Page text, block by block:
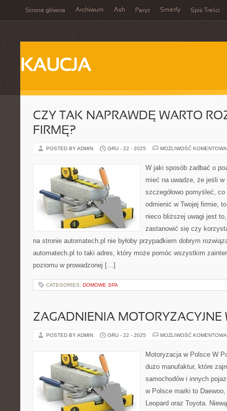
Strona główna Archiwum Ash Paryż Smerfy Spis Treści
KAUCJA
CZY TAK NAPRAWDĘ WARTO
FIRMĘ?
POSTED BY ADMIN GRU - 22 - 2025 MOŻLIWOŚĆ
W jaki sposób zadbać o
mieć na uwadze, że jeśli
szczegółowo pomyśleć,
odmienić w Twojej firmie,
nieco bliższej uwagi jest
zastanowić się czy
na stronie automatech.pl nie byłoby przypadkiem dobrym
automatech.pl to taki adres, który może pomóc wszystkim
poziomu w prowadzonej […]
CATEGORIES: DOMOWE SPA
ZAGADNIENIA MOTORYZACYJNE
POSTED BY ADMIN GRU - 22 - 2025 MOŻLIWOŚĆ
Motoryzacja w Polsce W
dużo manufaktur, które
samochodów i innych
w Polsce marki to
Leopard oraz Toyota.